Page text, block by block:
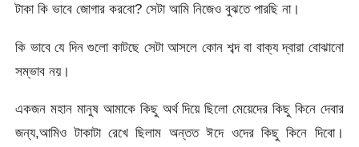
টাকা কি ভাবে জোগার করবো? সেটা আমি নিজেও বুঝতে পারছি না।
কি ভাবে যে দিন গুলো কাটছে সেটা আসলে কোন শব্দ বা বাক্য দ্বারা বোঝানো
সম্ভাব নয়।
একজন মহান মানুষ আমাকে কিছু অর্থ দিয়ে ছিলো মেয়েদের কিছু কিনে দেবার
জন্য,আমিও টাকাটা রেখে ছিলাম অন্তত ঈদে ওদের কিছু কিনে দিবো।